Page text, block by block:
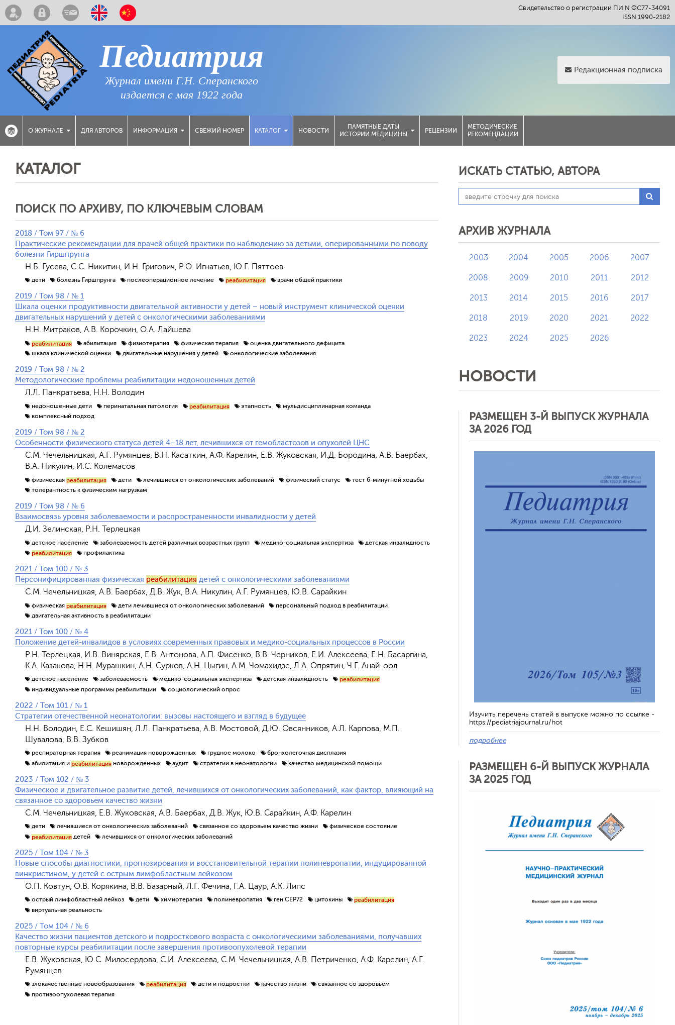
Свидетельство о регистрации ПИ N ФС77-34091
ISSN 1990-2182
Педиатрия
Журнал имени Г.Н. Сперанского
издается с мая 1922 года
Редакционная подписка
О ЖУРНАЛЕ ДЛЯ АВТОРОВ ИНФОРМАЦИЯ СВЕЖИЙ НОМЕР КАТАЛОГ НОВОСТИ
ПАМЯТНЫЕ ДАТЫ
ИСТОРИИ МЕДИЦИНЫ
РЕЦЕНЗИИ
МЕТОДИЧЕСКИЕ
РЕКОМЕНДАЦИИ
КАТАЛОГ
ПОИСК ПО АРХИВУ, ПО КЛЮЧЕВЫМ СЛОВАМ
2018 / Том 97 / № 6
Практические рекомендации для врачей общей практики по наблюдению за детьми, оперированными по поводу
болезни Гиршпрунга
Н.Б. Гусева, С.С. Никитин, И.Н. Григович, Р.О. Игнатьев, Ю.Г. Пяттоев
дети болезнь Гиршпрунга послеоперационное лечение реабилитация врачи общей практики
2019 / Том 98 / № 1
Шкала оценки продуктивности двигательной активности у детей – новый инструмент клинической оценки
двигательных нарушений у детей с онкологическими заболеваниями
Н.Н. Митраков, А.В. Корочкин, О.А. Лайшева
реабилитация абилитация физиотерапия физическая терапия
оценка двигательного дефицита
шкала клинической оценки
двигательные нарушения у детей онкологические заболевания
2019 / Том 98 / № 2
Методологические проблемы реабилитации недоношенных детей
Л.Л. Панкратьева, Н.Н. Володин
недоношенные дети перинатальная патология реабилитация этапность
мульдисциплинарная команда
комплексный подход
2019 / Том 98 / № 2
Особенности физического статуса детей 4–18 лет, лечившихся от гемобластозов и опухолей ЦНС
С.М. Чечельницкая, А.Г. Румянцев, В.Н. Касаткин, А.Ф. Карелин, Е.В. Жуковская, И.Д. Бородина, А.В. Баербах,
В.А. Никулин, И.С. Колемасов
физическая реабилитация дети лечившиеся от онкологических заболеваний физический статус
тест 6-минутной ходьбы
толерантность к физическим нагрузкам
2019 / Том 98 / № 6
Взаимосвязь уровня заболеваемости и распространенности инвалидности у детей
Д.И. Зелинская, Р.Н. Терлецкая
детское население заболеваемость детей различных возрастных групп медико-социальная экспертиза
детская инвалидность
реабилитация
профилактика
2021 / Том 100 / № 3
Персонифицированная физическая реабилитация детей с онкологическими заболеваниями
С.М. Чечельницкая, А.В. Баербах, Д.В. Жук, В.А. Никулин, А.Г. Румянцев, Ю.В. Сарайкин
физическая реабилитация дети лечившиеся от онкологических заболеваний
персональный подход в реабилитации
двигательная активность в реабилитации
2021 / Том 100 / № 4
Положение детей-инвалидов в условиях современных правовых и медико-социальных процессов в России
Р.Н. Терлецкая, И.В. Винярская, Е.В. Антонова, А.П. Фисенко, В.В. Черников, Е.И. Алексеева, Е.Н. Басаргина,
К.А. Казакова, Н.Н. Мурашкин, А.Н. Сурков, А.Н. Цыгин, А.М. Чомахидзе, Л.А. Опрятин, Ч.Г. Анай-оол
детское население заболеваемость медико-социальная экспертиза детская инвалидность
реабилитация
индивидуальные программы реабилитации
социологический опрос
2022 / Том 101 / № 1
Стратегии отечественной неонатологии: вызовы настоящего и взгляд в будущее
Н.Н. Володин, Е.С. Кешишян, Л.Л. Панкратьева, А.В. Мостовой, Д.Ю. Овсянников, А.Л. Карпова, М.П.
Шувалова, В.В. Зубков
респираторная терапия реанимация новорожденных грудное молоко
бронхолегочная дисплазия
абилитация и реабилитация новорожденных аудит стратегии в неонатологии качество медицинской помощи
2023 / Том 102 / № 3
Физическое и двигательное развитие детей, лечившихся от онкологических заболеваний, как фактор, влияющий на
связанное со здоровьем качество жизни
С.М. Чечельницкая, Е.В. Жуковская, А.В. Баербах, Д.В. Жук, Ю.В. Сарайкин, А.Ф. Карелин
дети лечившиеся от онкологических заболеваний связанное со здоровьем качество жизни
физическое состояние
реабилитация детей лечившихся от онкологических заболеваний
2025 / Том 104 / № 3
Новые способы диагностики, прогнозирования и восстановительной терапии полиневропатии, индуцированной
винкристином, у детей с острым лимфобластным лейкозом
О.П. Ковтун, О.В. Корякина, В.В. Базарный, Л.Г. Фечина, Г.А. Цаур, А.К. Липс
острый лимфобластный лейкоз дети химиотерапия полиневропатия ген CEP72 цитокины
реабилитация
виртуальная реальность
2025 / Том 104 / № 6
Качество жизни пациентов детского и подросткового возраста с онкологическими заболеваниями, получавших
повторные курсы реабилитации после завершения противоопухолевой терапии
Е.В. Жуковская, Ю.С. Милосердова, С.И. Алексеева, С.М. Чечельницкая, А.В. Петриченко, А.Ф. Карелин, А.Г.
Румянцев
злокачественные новообразования реабилитация дети и подростки качество жизни
связанное со здоровьем
противоопухолевая терапия
ИСКАТЬ СТАТЬЮ, АВТОРА
АРХИВ ЖУРНАЛА
2003 2004 2005 2006 2007
2008 2009 2010 2011 2012
2013 2014 2015 2016 2017
2018 2019 2020 2021 2022
2023 2024 2025 2026
НОВОСТИ
РАЗМЕЩЕН 3-Й ВЫПУСК ЖУРНАЛА
ЗА 2026 ГОД
Изучить перечень статей в выпуске можно по ссылке -
https://pediatriajournal.ru/hot
подробнее
РАЗМЕЩЕН 6-Й ВЫПУСК ЖУРНАЛА
ЗА 2025 ГОД